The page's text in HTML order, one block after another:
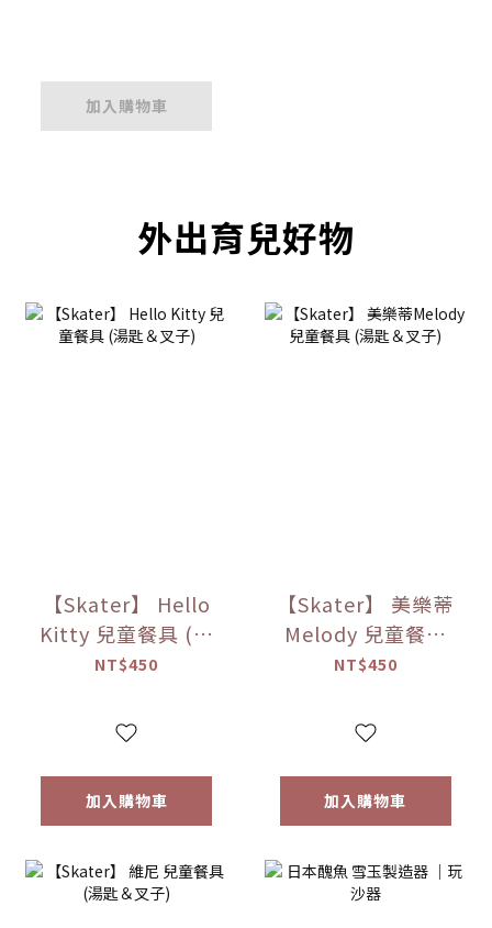
加入購物車
外出育兒好物
【Skater】 Hello
Kitty 兒童餐具 (湯
匙＆叉子)
NT$450
加入購物車
【Skater】 美樂蒂
Melody 兒童餐具
(湯匙＆叉子)
NT$450
加入購物車